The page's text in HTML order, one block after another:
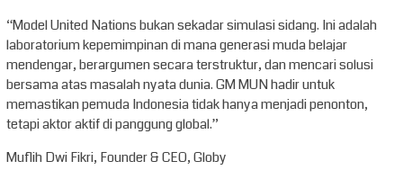
“Model United Nations bukan sekadar simulasi sidang. Ini adalah
laboratorium kepemimpinan di mana generasi muda belajar
mendengar, berargumen secara terstruktur, dan mencari solusi
bersama atas masalah nyata dunia. GM MUN hadir untuk
memastikan pemuda Indonesia tidak hanya menjadi penonton,
tetapi aktor aktif di panggung global.”
Muflih Dwi Fikri, Founder & CEO, Globy